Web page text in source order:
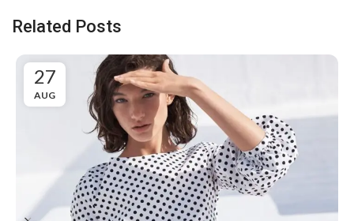
Related Posts
27
AUG